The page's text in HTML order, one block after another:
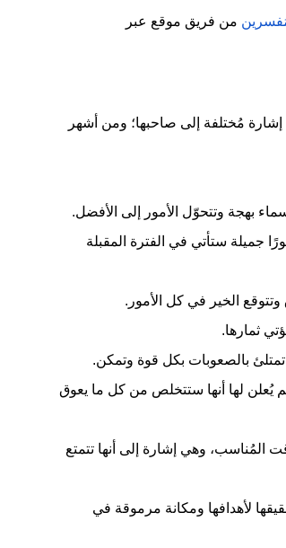
من فريق موقع عبر
مُختلفة إلى صاحبها؛ ومن أشهر
بهجة وتتحوّل الأمور إلى الأفضل.
جميلة ستأتي في الفترة المقبلة
الخير في كل الأمور.
ثمارها.
بالصعوبات بكل قوة وتمكن.
يُعلن لها أنها ستتخلص من كل ما يعوق
المُناسب، وهي إشارة إلى أنها تتمتع
لأهدافها ومكانة مرموقة في